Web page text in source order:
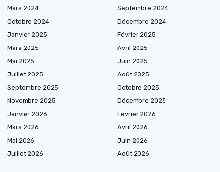
Mars 2024
Septembre 2024
Octobre 2024
Décembre 2024
Janvier 2025
Février 2025
Mars 2025
Avril 2025
Mai 2025
Juin 2025
Juillet 2025
Août 2025
Septembre 2025
Octobre 2025
Novembre 2025
Décembre 2025
Janvier 2026
Février 2026
Mars 2026
Avril 2026
Mai 2026
Juin 2026
Juillet 2026
Août 2026